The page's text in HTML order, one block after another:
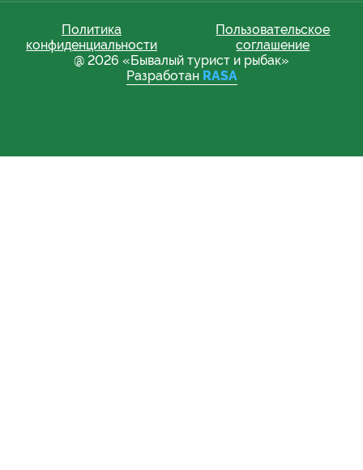
@ 2026 «Бывалый турист и рыбак»
Политика
конфиденциальности
Пользовательское
соглашение
Разработан RASA